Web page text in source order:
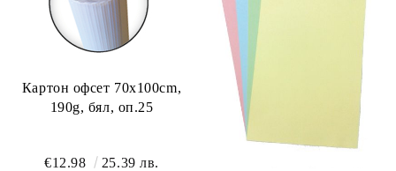
Картон офсет 70х100cm,
190g, бял, оп.25
€12.98 25.39 лв.